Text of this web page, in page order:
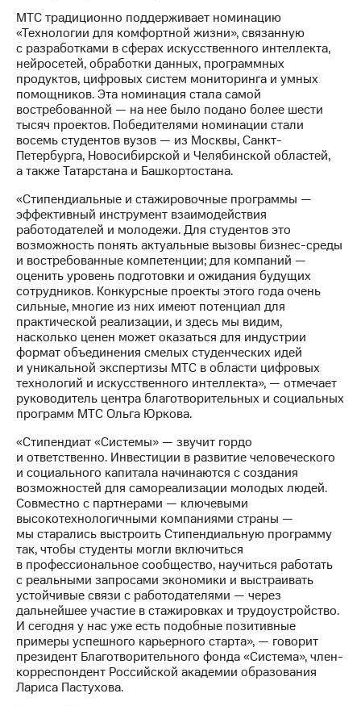
Информация
акционерам
Документы
ПАО
"МТС"
Собрания
акционеров
Личный
кабинет
акционера
Акционерный
Контроль
и
аудит
Рынок
акций
Описание
Программа
приобретения
Порядок
выкупа
акций
Дивиденды
Рынок
облигаций
Описание
Еврооблигации-2023
Уведомление
о
погашении
именных
облигаций
Другое
Регистратор
Реквизиты
Контакты
развитие
деловая этика
На главную
МТС традиционно поддерживает номинацию
«Технологии для комфортной жизни», связанную
с разработками в сферах искусственного интеллекта,
нейросетей, обработки данных, программных
продуктов, цифровых систем мониторинга и умных
помощников. Эта номинация стала самой
востребованной — на нее было подано более шести
тысяч проектов. Победителями номинации стали
восемь студентов вузов — из Москвы, Санкт-
Петербурга, Новосибирской и Челябинской областей,
а также Татарстана и Башкортостана.
«Стипендиальные и стажировочные программы —
эффективный инструмент взаимодействия
работодателей и молодежи. Для студентов это
возможность понять актуальные вызовы бизнес-среды
и востребованные компетенции; для компаний —
оценить уровень подготовки и ожидания будущих
сотрудников. Конкурсные проекты этого года очень
сильные, многие из них имеют потенциал для
практической реализации, и здесь мы видим,
насколько ценен может оказаться для индустрии
формат объединения смелых студенческих идей
и уникальной экспертизы МТС в области цифровых
технологий и искусственного интеллекта», — отмечает
руководитель центра благотворительных и социальных
программ МТС Ольга Юркова.
«Стипендиат «Системы» — звучит гордо
и ответственно. Инвестиции в развитие человеческого
и социального капитала начинаются с создания
возможностей для самореализации молодых людей.
Совместно с партнерами — ключевыми
высокотехнологичными компаниями страны —
мы старались выстроить Стипендиальную программу
так, чтобы студенты могли включиться
в профессиональное сообщество, научиться работать
с реальными запросами экономики и выстраивать
устойчивые связи с работодателями — через
дальнейшее участие в стажировках и трудоустройство.
И сегодня у нас уже есть подобные позитивные
примеры успешного карьерного старта», — говорит
президент Благотворительного фонда «Система», член-
корреспондент Российской академии образования
Лариса Пастухова.